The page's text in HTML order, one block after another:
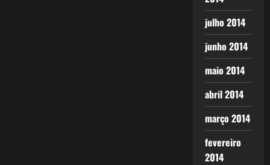
julho 2014
junho 2014
maio 2014
abril 2014
março 2014
fevereiro
2014